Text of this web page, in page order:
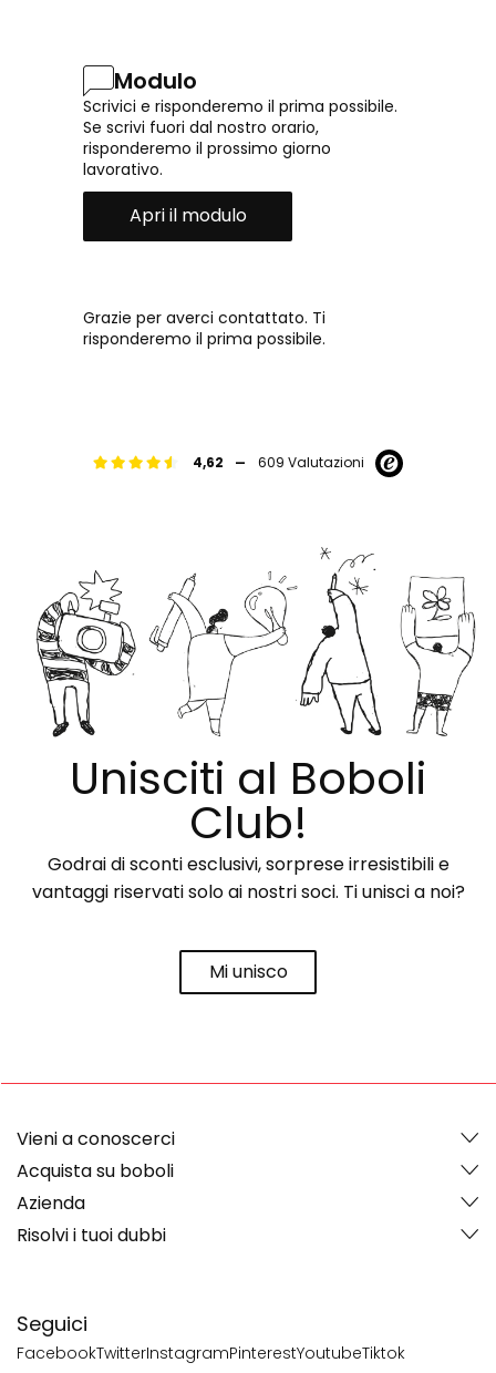
Modulo
Scrivici e risponderemo il prima possibile.
Se scrivi fuori dal nostro orario,
risponderemo il prossimo giorno
lavorativo.
Apri il modulo
Grazie per averci contattato. Ti
risponderemo il prima possibile.
4,62 - 609 Valutazioni
Unisciti al Boboli
Club!
Godrai di sconti esclusivi, sorprese irresistibili e
vantaggi riservati solo ai nostri soci. Ti unisci a noi?
Mi unisco
Seguici
FacebookTwitterInstagramPinterestYoutubeTiktok
Vieni a conoscerci
Acquista su boboli
Azienda
Risolvi i tuoi dubbi